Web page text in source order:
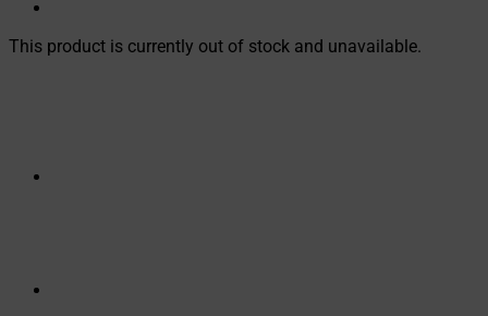
This product is currently out of stock and unavailable.